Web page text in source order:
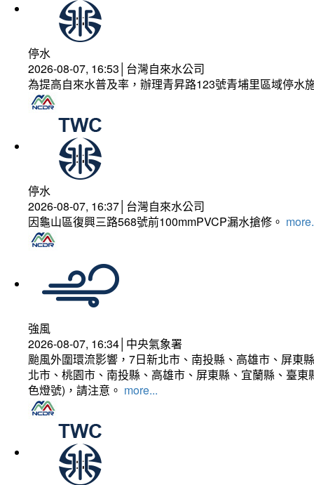
停水
2026-08-07, 16:53│台灣自來水公司
為提高自來水普及率，辦理青昇路123號青埔里區域停水
停水
2026-08-07, 16:37│台灣自來水公司
因龜山區復興三路568號前100mmPVCP漏水搶修。
強風
2026-08-07, 16:34│中央氣象署
颱風外圍環流影響，7日新北市、南投縣、高雄市、屏東
北市、桃園市、南投縣、高雄市、屏東縣、宜蘭縣、臺
色燈號)，請注意。 more...